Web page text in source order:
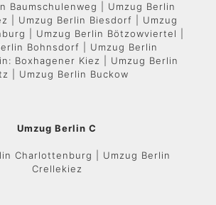
Baumschulenweg | Umzug Berlin
| Umzug Berlin Biesdorf | Umzug
| Umzug Berlin Bötzowviertel |
Bohnsdorf | Umzug Berlin
Boxhagener Kiez | Umzug Berlin
| Umzug Berlin Buckow
Umzug Berlin C
Charlottenburg | Umzug Berlin
Crellekiez